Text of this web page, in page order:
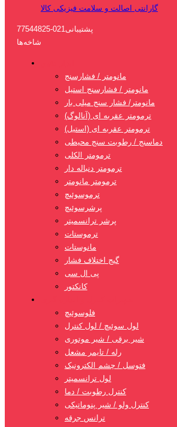
گارانتی اصالت و سلامت فیزیکی کالا
پشتیبانی021-77544825
شاخه‌ها
مانومتر / فشارسنج
مانومتر / فشارسنج استیل
مانومتر/ فشار سنج میلی بار
ترمومتر عقربه ای (آنالوگ)
ترمومتر عقربه ای (استیل)
دماسنج / رطوبت سنج محیطی
ترمومتر الکلی
ترمومتر دنباله دار
ترمومتر مانومتر
ترموسوئیچ
پرشرسوئیچ
پرشر ترانسمیتر
ترموستات
مانوستات
گیج اختلاف فشار
پی ال سی
کانکتور
فلوسوئیچ
لول سوئیچ / لول کنترل
شیر برقی / شیر موتوری
رله / تایمر مشعل
فتوسل / چشم الکترونیک
لول ترانسمیتر
کنترل رطوبت / دما
کنترل ولو / شیر پنوماتیکی
ترانس جرقه